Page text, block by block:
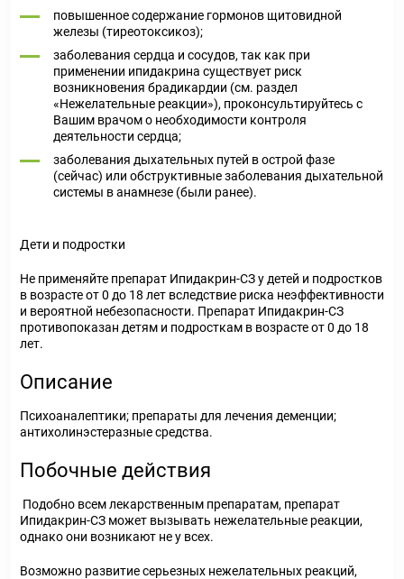
повышенное содержание гормонов щитовидной
железы (тиреотоксикоз);
заболевания сердца и сосудов, так как при
применении ипидакрина существует риск
возникновения брадикардии (см. раздел
«Нежелательные реакции»), проконсультируйтесь с
Вашим врачом о необходимости контроля
деятельности сердца;
заболевания дыхательных путей в острой фазе
(сейчас) или обструктивные заболевания дыхательной
системы в анамнезе (были ранее).
Дети и подростки
Не применяйте препарат Ипидакрин-СЗ у детей и подростков
в возрасте от 0 до 18 лет вследствие риска неэффективности
и вероятной небезопасности. Препарат Ипидакрин-СЗ
противопоказан детям и подросткам в возрасте от 0 до 18
лет.
Описание
Психоаналептики; препараты для лечения деменции;
антихолинэстеразные средства.
Побочные действия
Подобно всем лекарственным препаратам, препарат
Ипидакрин-СЗ может вызывать нежелательные реакции,
однако они возникают не у всех.
Возможно развитие серьезных нежелательных реакций,